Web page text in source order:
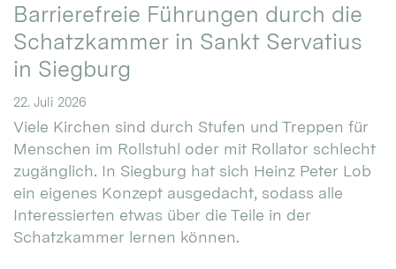
Barrierefreie Führungen durch die
Schatzkammer in Sankt Servatius
in Siegburg
22. Juli 2026
Viele Kirchen sind durch Stufen und Treppen für
Menschen im Rollstuhl oder mit Rollator schlecht
zugänglich. In Siegburg hat sich Heinz Peter Lob
ein eigenes Konzept ausgedacht, sodass alle
Interessierten etwas über die Teile in der
Schatzkammer lernen können.